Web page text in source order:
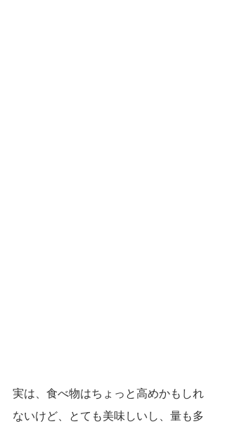
実は、食べ物はちょっと高めかもしれ
ないけど、とても美味しいし、量も多